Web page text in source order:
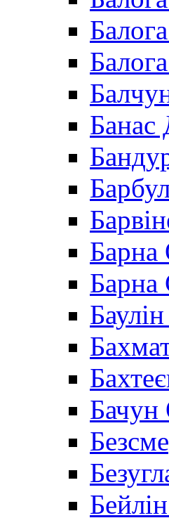
Банас
Барна
Барна
Бачун